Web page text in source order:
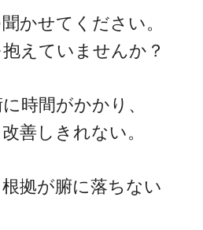
かせてください。
えていませんか？
時間がかかり、
善しきれない。
拠が腑に落ちない